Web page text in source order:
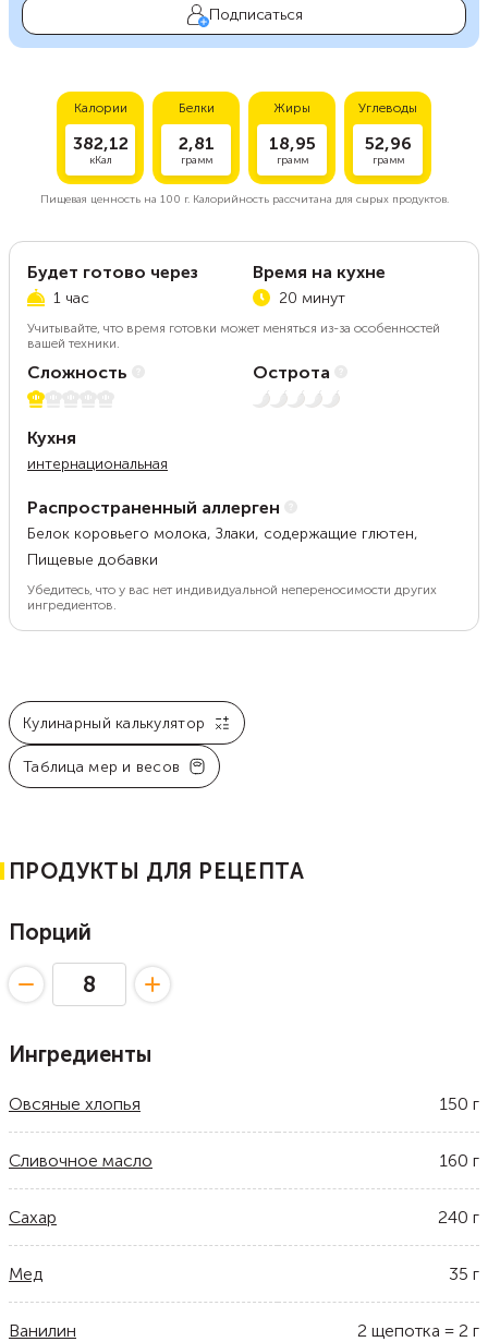
Подписаться
Калории
382,12
кКал
Белки
2,81
грамм
Жиры
18,95
грамм
Углеводы
52,96
грамм
Пищевая ценность на 100 г.Калорийность рассчитана для сырых продуктов.
Будет готово через
1 час
Время на кухне
20 минут
Учитывайте, что время готовки может меняться из-за особенностей
вашей техники.
Сложность
1 из 5
Острота
Нет остроты
Кухня
интернациональная
Распространенный аллерген
Белок коровьего молока, Злаки, содержащие глютен,
Пищевые добавки
Убедитесь, что у вас нет индивидуальной непереносимости других
ингредиентов.
Кулинарный калькулятор
Таблица мер и весов
ПРОДУКТЫ ДЛЯ РЕЦЕПТА
Порций
Ингредиенты
Овсяные хлопья 150 г
Сливочное масло 160 г
Сахар 240 г
Мед 35 г
Ванилин 2 щепотка = 2 г